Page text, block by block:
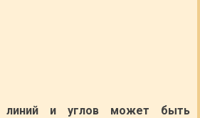
линий и углов может быть